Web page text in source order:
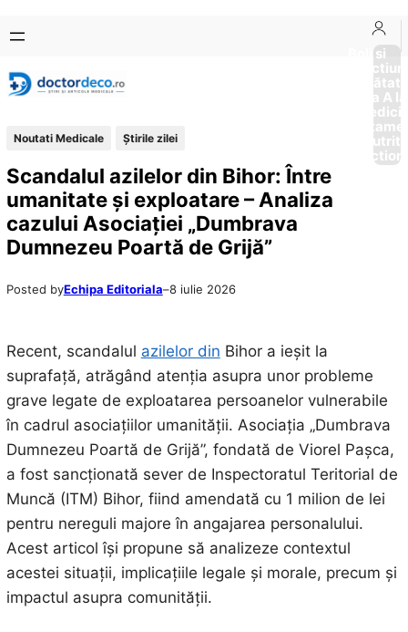
conținut
content
Boli si
Afectiuni
Sănătate
de la A
Noutati Medicale Știrile zilei
Scandalul azilelor din Bihor: Între
umanitate și exploatare – Analiza
cazului Asociației „Dumbrava
Dumnezeu Poartă de Grijă”
Posted byEchipa Editoriala–8 iulie 2026
Recent, scandalul azilelor din Bihor a ieșit la
suprafață, atrăgând atenția asupra unor probleme
grave legate de exploatarea persoanelor vulnerabile
în cadrul asociațiilor umanității. Asociația „Dumbrava
Dumnezeu Poartă de Grijă”, fondată de Viorel Pașca,
a fost sancționată sever de Inspectoratul Teritorial de
Muncă (ITM) Bihor, fiind amendată cu 1 milion de lei
pentru nereguli majore în angajarea personalului.
Acest articol își propune să analizeze contextul
acestei situații, implicațiile legale și morale, precum și
impactul asupra comunității.